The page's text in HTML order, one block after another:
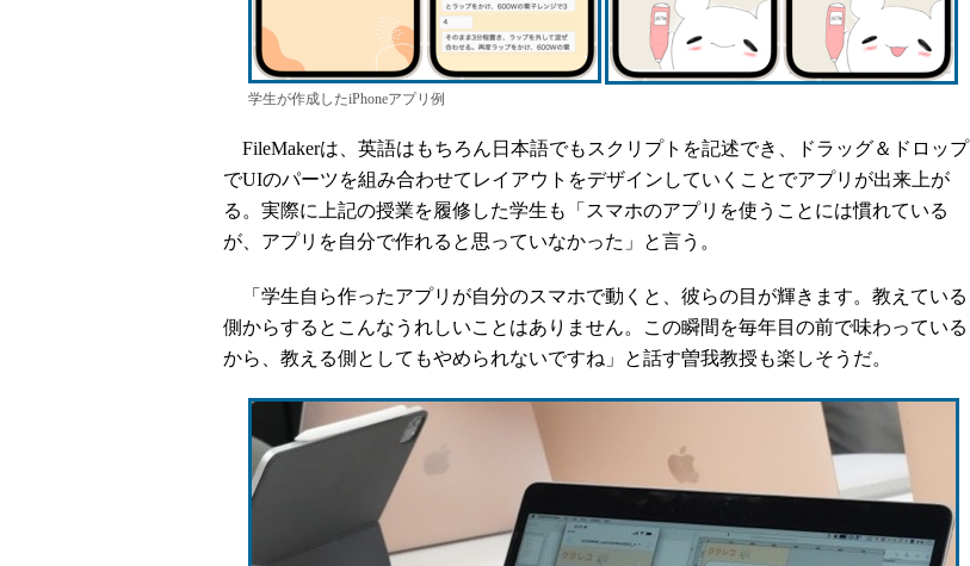
学生が作成したiPhoneアプリ例
FileMakerは、英語はもちろん日本語でもスクリプトを記述でき、ドラッグ＆ドロップ
でUIのパーツを組み合わせてレイアウトをデザインしていくことでアプリが出来上が
る。実際に上記の授業を履修した学生も「スマホのアプリを使うことには慣れている
が、アプリを自分で作れると思っていなかった」と言う。
「学生自ら作ったアプリが自分のスマホで動くと、彼らの目が輝きます。教えている
側からするとこんなうれしいことはありません。この瞬間を毎年目の前で味わっている
から、教える側としてもやめられないですね」と話す曽我教授も楽しそうだ。